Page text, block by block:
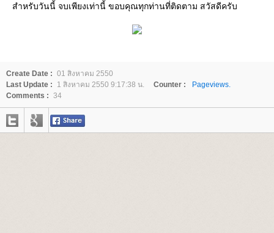
สำหรับวันนี้ จบเพียงเท่านี้ ขอบคุณทุกท่านที่ติดตาม สวัสดีครับ
Create Date : 01 สิงหาคม 2550
Last Update :
1 สิงหาคม 2550 9:17:38 น. Counter :
Pageviews.
Comments : 34